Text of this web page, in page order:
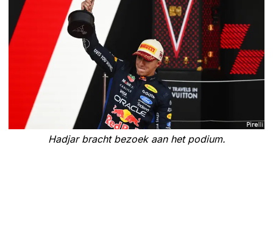
Hadjar bracht bezoek aan het podium.